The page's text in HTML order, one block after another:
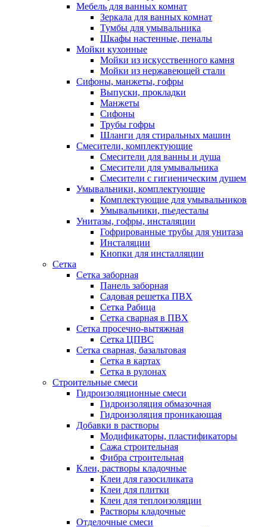
Мебель для ванных комнат
Зеркала для ванных комнат
Тумбы для умывальника
Шкафы настенные, пеналы
Мойки кухонные
Мойки из искусственного камня
Мойки из нержавеющей стали
Сифоны, манжеты, гофры
Выпуски, прокладки
Манжеты
Сифоны
Трубы гофры
Шланги для стиральных машин
Смесители, комплектующие
Смесители для ванны и душа
Смесители для умывальника
Смесители с гигиеническим душем
Умывальники, комплектующие
Комплектующие для умывальников
Умывальники, пьедесталы
Унитазы, гофры, инсталяции
Гофрированные трубы для унитаза
Инсталяции
Кнопки для инсталляции
Сетка
Сетка заборная
Панель заборная
Садовая решетка ПВХ
Сетка Рабица
Сетка сварная в ПВХ
Сетка просечно-вытяжная
Сетка ЦПВС
Сетка сварная, базальтовая
Сетка в картах
Сетка в рулонах
Строительные смеси
Гидроизоляционные смеси
Гидроизоляция обмазочная
Гидроизоляция проникающая
Добавки в растворы
Модификаторы, пластификаторы
Сажа строительная
Фибра строительная
Клеи, растворы кладочные
Клеи для газосиликата
Клеи для плитки
Клеи для теплоизоляции
Растворы кладочные
Отделочные смеси